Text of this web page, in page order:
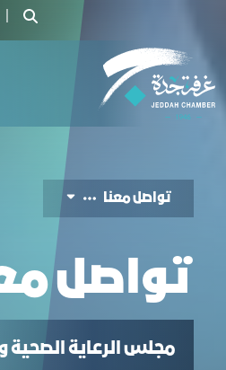
تواصل معنا - غرفة جدة
تواصل معنا
تواصل
مجلس الرعاية الصحية